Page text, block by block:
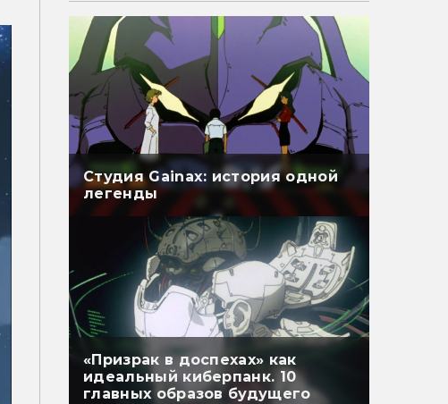
Студия Gainax: история одной
легенды
«Призрак в доспехах» как
идеальный киберпанк. 10
главных образов будущего